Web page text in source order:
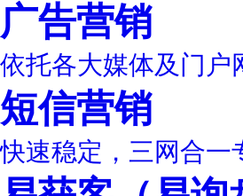
广告营销
依托各大媒体及门户
短信营销
快速稳定，三网合一